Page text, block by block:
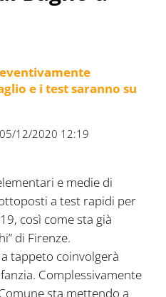
e i test saranno su
12/2020 12:19
e medie di
a test rapidi per
così come sta già
di Firenze.
tappeto coinvolgerà
Complessivamente
sta mettendo a